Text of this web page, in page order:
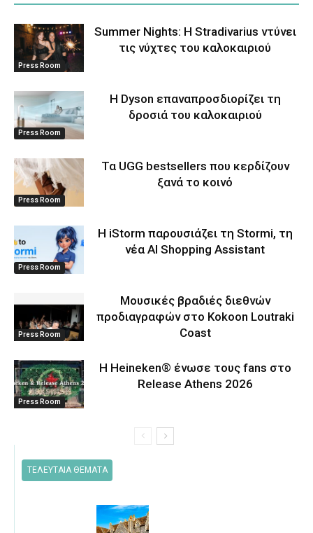
Press Room
Summer Nights: Η Stradivarius ντύνει
τις νύχτες του καλοκαιριού
Press Room
Η Dyson επαναπροσδιορίζει τη
δροσιά του καλοκαιριού
Press Room
Τα UGG bestsellers που κερδίζουν
ξανά το κοινό
Press Room
Η iStorm παρουσιάζει τη Stormi, τη
νέα AI Shopping Assistant
Press Room
Μουσικές βραδιές διεθνών
προδιαγραφών στο Kokoon Loutraki
Coast
Press Room
Η Heineken® ένωσε τους fans στο
Release Athens 2026
ΤΕΛΕΥΤΑΙΑ ΘΕΜΑΤΑ